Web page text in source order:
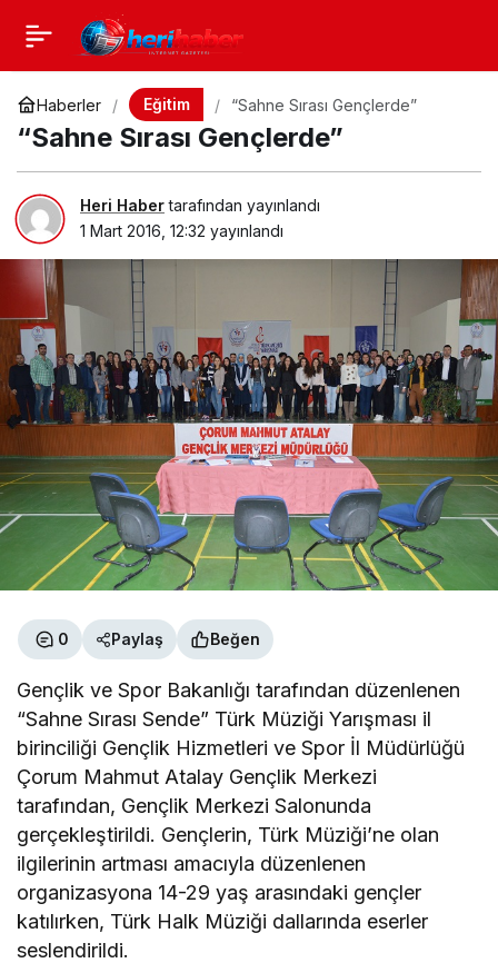
Haberler Eğitim “Sahne Sırası Gençlerde”
“Sahne Sırası Gençlerde”
Heri Habertarafından yayınlandı
1 Mart 2016, 12:32 yayınlandı
0 Paylaş Beğen
Gençlik ve Spor Bakanlığı tarafından düzenlenen
“Sahne Sırası Sende” Türk Müziği Yarışması il
birinciliği Gençlik Hizmetleri ve Spor İl Müdürlüğü
Çorum Mahmut Atalay Gençlik Merkezi
tarafından, Gençlik Merkezi Salonunda
gerçekleştirildi. Gençlerin, Türk Müziği’ne olan
ilgilerinin artması amacıyla düzenlenen
organizasyona 14-29 yaş arasındaki gençler
katılırken, Türk Halk Müziği dallarında eserler
seslendirildi.